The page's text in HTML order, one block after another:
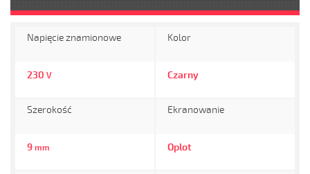
Napięcie znamionowe
230 V
Kolor
Czarny
Szerokość
9 mm
Ekranowanie
Oplot